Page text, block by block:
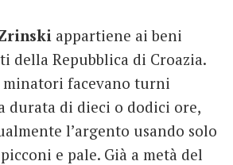
appartiene ai beni
della Repubblica di Croazia.
facevano turni
durata di dieci o dodici ore,
l’argento usando solo
e pale. Già a metà del